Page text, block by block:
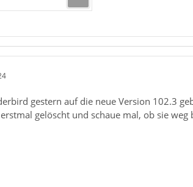
gestern auf die neue Version 102.3
gelöscht und schaue mal, ob sie